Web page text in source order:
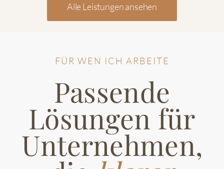
Alle Leistungen ansehen
FÜR WEN ICH ARBEITE
Passende
Lösungen für
Unternehmen,